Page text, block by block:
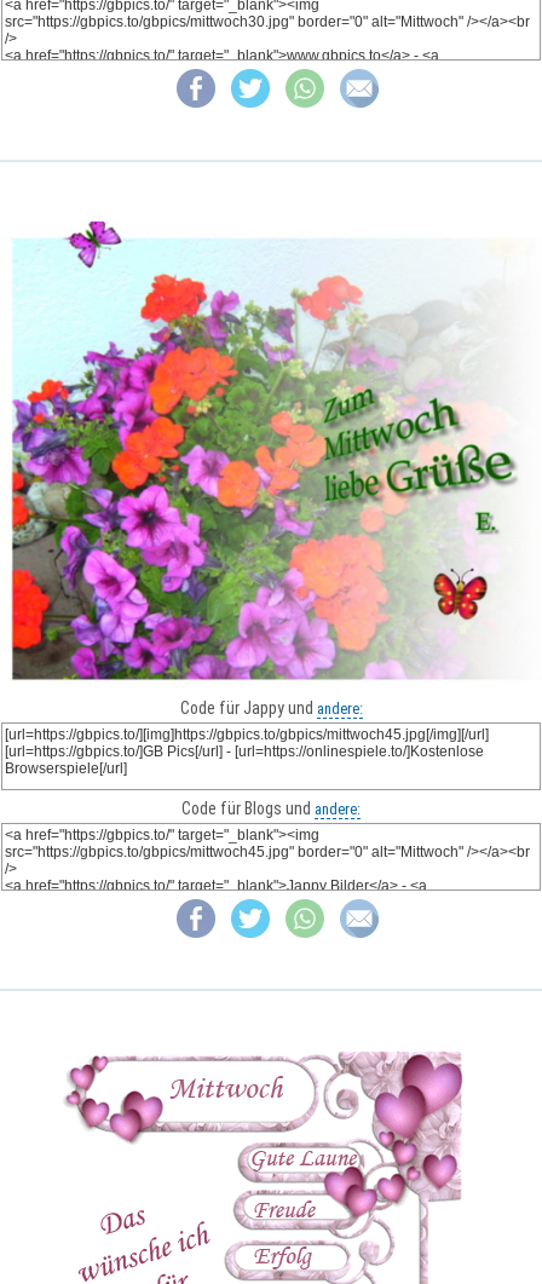
Code für Jappy und andere:
Code für Blogs und andere: